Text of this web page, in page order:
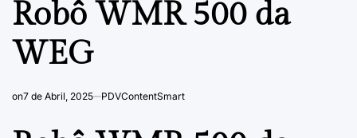
Robô WMR 500 da
WEG
on7 de Abril, 2025 PDVContentSmart